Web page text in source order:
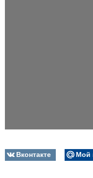
Вконтакте Мой